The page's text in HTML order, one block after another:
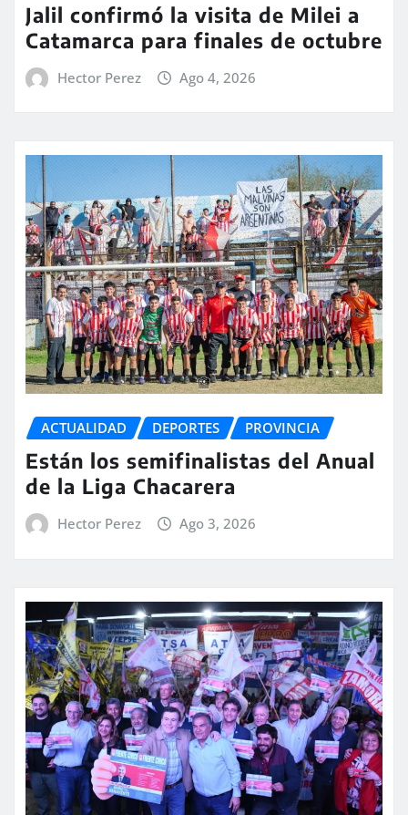
Jalil confirmó la visita de Milei a
Catamarca para finales de octubre
Hector Perez Ago 4, 2026
ACTUALIDAD DEPORTES PROVINCIA
Están los semifinalistas del Anual
de la Liga Chacarera
Hector Perez Ago 3, 2026